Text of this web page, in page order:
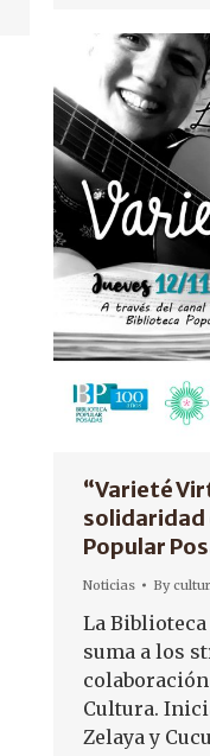
“Varieté
solidaridad
Popular
Noticias By
La Biblioteca
suma a los
Cultura.
Zelaya y